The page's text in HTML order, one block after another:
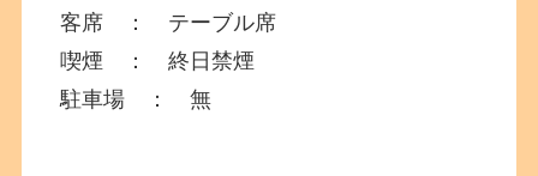
客席 ： テーブル席
喫煙 ： 終日禁煙
駐車場 ： 無